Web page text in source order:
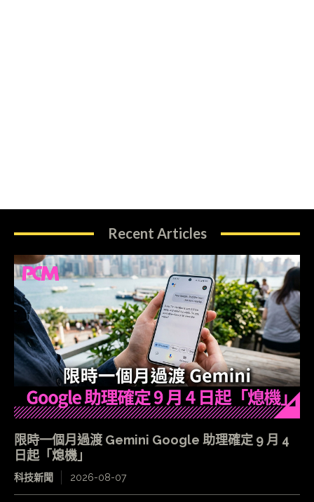
Recent Articles
限時一個月過渡 Gemini Google 助理確定 9 月 4
日起「熄機」
科技新聞 2026-08-07